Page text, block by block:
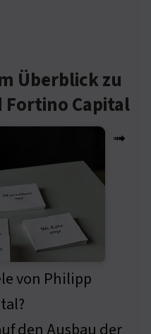
Überblick zu
Fortino Capital
➟
von Philipp